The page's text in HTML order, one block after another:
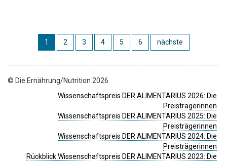
1 2 3 4 5 6 nächste
© Die Ernährung/Nutrition 2026
Wissenschaftspreis DER ALIMENTARIUS 2026: Die
Preisträgerinnen
Wissenschaftspreis DER ALIMENTARIUS 2025: Die
Preisträgerinnen
Wissenschaftspreis DER ALIMENTARIUS 2024: Die
Preisträgerinnen
Rückblick Wissenschaftspreis DER ALIMENTARIUS 2023: Die